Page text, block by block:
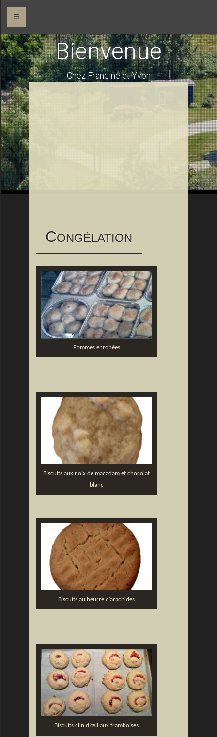
☰
Bienvenue
Chez Francine et Yvon
CONGÉLATION
Pommes enrobées
Biscuits aux noix de macadam et chocolat
blanc
Biscuits au beurre d’arachides
Biscuits clin d’œil aux framboises